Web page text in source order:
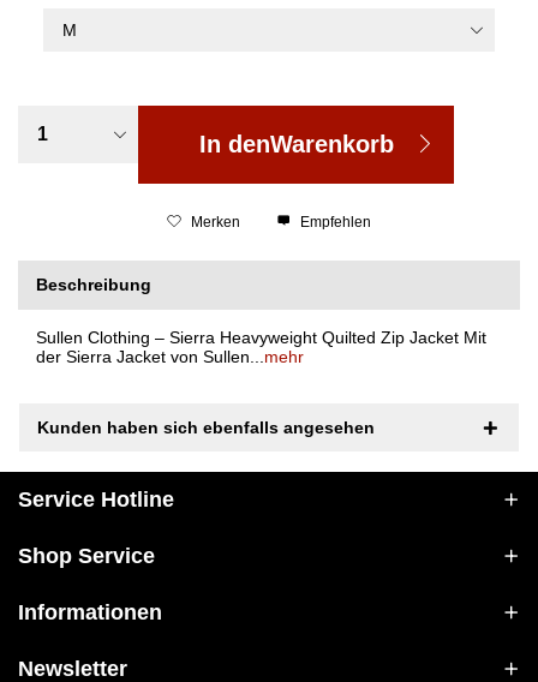
In denWarenkorb
Merken Empfehlen
Beschreibung
Sullen Clothing – Sierra Heavyweight Quilted Zip Jacket Mit
der Sierra Jacket von Sullen... mehr
Kunden haben sich ebenfalls angesehen
Service Hotline
Shop Service
Informationen
Newsletter